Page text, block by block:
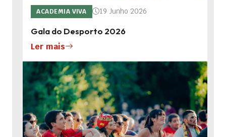
ACADEMIA VIVA 19 Junho 2026
Gala do Desporto 2026
Ler mais